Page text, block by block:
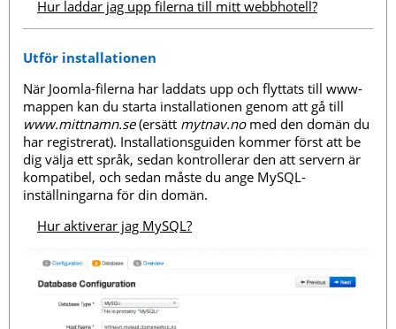
Hur laddar jag upp filerna till mitt webbhotell?
Utför installationen
När Joomla-filerna har laddats upp och flyttats till www-
mappen kan du starta installationen genom att gå till
www.mittnamn.se(ersätt mytnav.nomed den domän du
har registrerat). Installationsguiden kommer först att be
dig välja ett språk, sedan kontrollerar den att servern är
kompatibel, och sedan måste du ange MySQL-
inställningarna för din domän.
Hur aktiverar jag MySQL?